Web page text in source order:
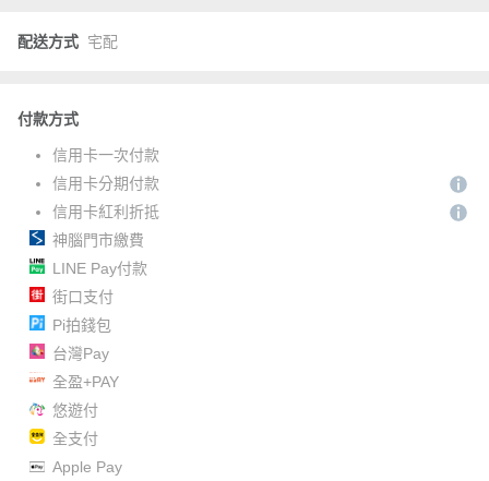
配送方式 宅配
付款方式
信用卡一次付款
信用卡分期付款
信用卡紅利折抵
神腦門市繳費
LINE Pay付款
街口支付
Pi拍錢包
台灣Pay
全盈+PAY
悠遊付
全支付
Apple Pay